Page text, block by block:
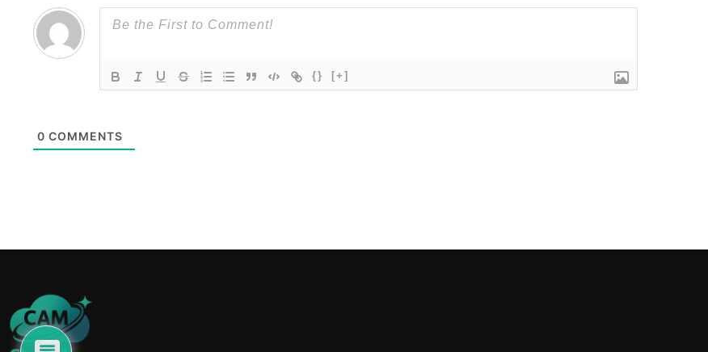
{} [+]
0 COMMENTS